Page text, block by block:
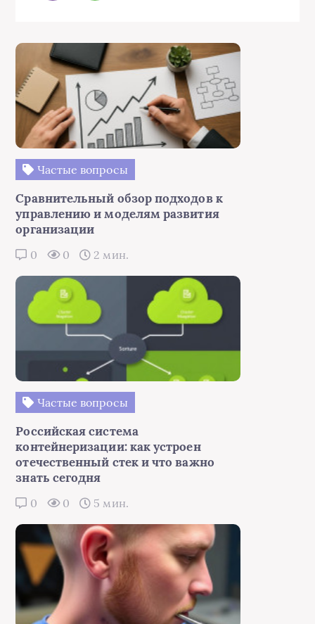
Частые вопросы
Сравнительный обзор подходов к
управлению и моделям развития
организации
0 0 2 мин.
Частые вопросы
Российская система
контейнеризации: как устроен
отечественный стек и что важно
знать сегодня
0 0 5 мин.